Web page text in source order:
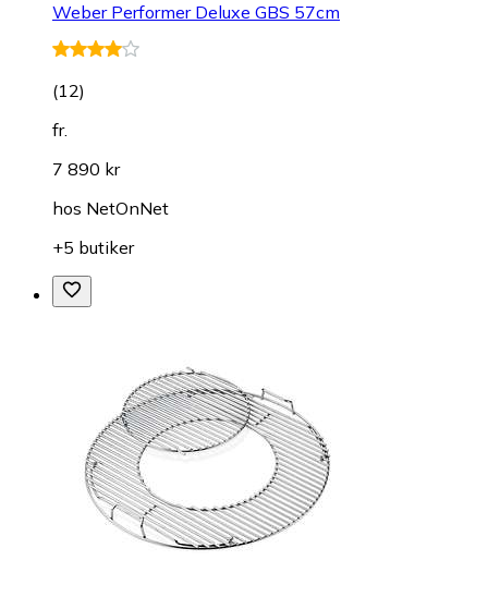
Weber Performer Deluxe GBS 57cm
(12)
fr.
7 890 kr
hos NetOnNet
+5 butiker